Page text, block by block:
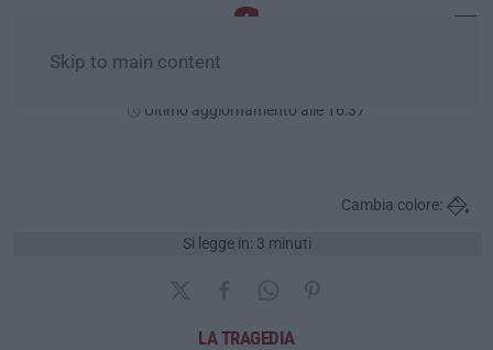
Skip to main content
Ultimo aggiornamento alle 16:37
Si legge in: 3 minuti
Cambia colore:
LA TRAGEDIA